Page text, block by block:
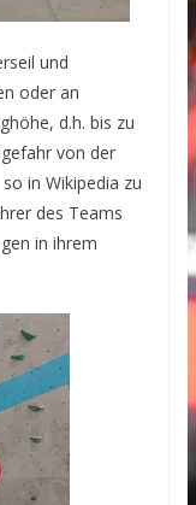
und
oder an
d.h. bis zu
von der
in Wikipedia zu
des Teams
in ihrem